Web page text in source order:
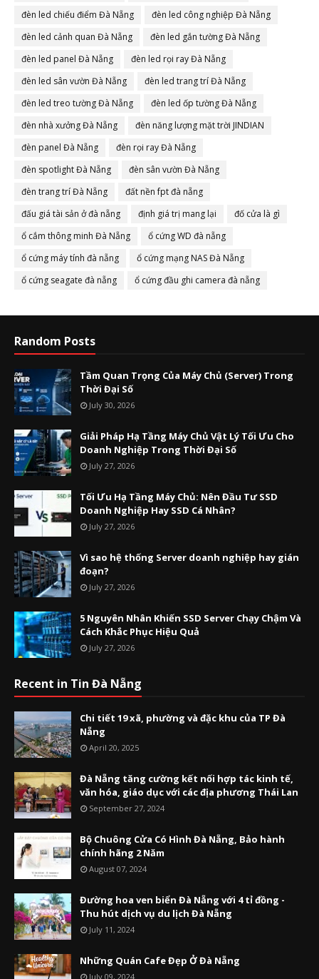
đèn led chiếu điểm Đà Nẵng
đèn led công nghiệp Đà Nẵng
đèn led cảnh quan Đà Nẵng
đèn led gắn tường Đà Nẵng
đèn led panel Đà Nẵng
đèn led rọi ray Đà Nẵng
đèn led sân vườn Đà Nẵng
đèn led trang trí Đà Nẵng
đèn led treo tường Đà Nẵng
đèn led ốp tường Đà Nẵng
đèn nhà xưởng Đà Nẵng
đèn năng lượng mặt trời JINDIAN
đèn panel Đà Nẵng
đèn rọi ray Đà Nẵng
đèn spotlight Đà Nẵng
đèn sân vườn Đà Nẵng
đèn trang trí Đà Nẵng
đất nền fpt đà nẵng
đấu giá tài sản ở đà nẵng
định giá trị mang lại
đố cửa là gì
ổ cắm thông minh Đà Nẵng
ổ cứng WD đà nẵng
ổ cứng máy tính đà nẵng
ổ cứng mạng NAS Đà Nẵng
ổ cứng seagate đà nẵng
ổ cứng đầu ghi camera đà nẵng
Random Posts
Tầm Quan Trọng Của Máy Chủ (Server) Trong
Thời Đại Số
July 30, 2026
Giải Pháp Hạ Tầng Máy Chủ Vật Lý Tối Ưu Cho
Doanh Nghiệp Trong Thời Đại Số
July 27, 2026
Tối Ưu Hạ Tầng Máy Chủ: Nên Đầu Tư SSD
Doanh Nghiệp Hay SSD Cá Nhân?
July 27, 2026
Vì sao hệ thống Server doanh nghiệp hay gián
đoạn?
July 27, 2026
5 Nguyên Nhân Khiến SSD Server Chạy Chậm Và
Cách Khắc Phục Hiệu Quả
July 27, 2026
Recent in Tin Đà Nẵng
Chi tiết 19 xã, phường và đặc khu của TP Đà
Nẵng
April 20, 2025
Đà Nẵng tăng cường kết nối hợp tác kinh tế,
văn hóa, giáo dục với các địa phương Thái Lan
September 27, 2024
Bộ Chuông Cửa Có Hình Đà Nẵng, Bảo hành
chính hãng 2 Năm
August 07, 2024
Đường hoa ven biển Đà Nẵng với 4 tỉ đồng -
Thu hút dịch vụ du lịch Đà Nẵng
July 11, 2024
Những Quán Cafe Đẹp Ở Đà Nẵng
July 09, 2024